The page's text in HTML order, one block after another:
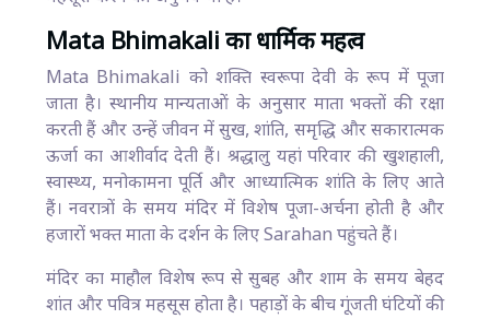
Mata Bhimakali का धार्मिक महत्व
Mata Bhimakali को शक्ति स्वरूपा देवी के रूप में पूजा
जाता है। स्थानीय मान्यताओं के अनुसार माता भक्तों की रक्षा
करती हैं और उन्हें जीवन में सुख, शांति, समृद्धि और सकारात्मक
ऊर्जा का आशीर्वाद देती हैं। श्रद्धालु यहां परिवार की खुशहाली,
स्वास्थ्य, मनोकामना पूर्ति और आध्यात्मिक शांति के लिए आते
हैं। नवरात्रों के समय मंदिर में विशेष पूजा-अर्चना होती है और
हजारों भक्त माता के दर्शन के लिए Sarahan पहुंचते हैं।
मंदिर का माहौल विशेष रूप से सुबह और शाम के समय बेहद
शांत और पवित्र महसूस होता है। पहाड़ों के बीच गूंजती घंटियों की